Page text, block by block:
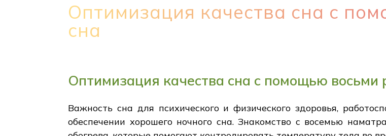
Оптимизация качества сна с
сна
Оптимизация качества сна с помощью восьми
Важность сна для психического и физического здоровья,
обеспечении хорошего ночного сна. Знакомство с восемью